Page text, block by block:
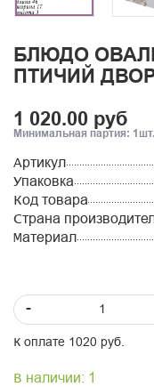
БЛЮДО
ПТИЧИЙ
1 020.00 руб
Минимальная партия: 1шт.
Артикул
Упаковка
Код товара
Страна
Материал
-
К оплате 1020 руб.
В наличии: 1